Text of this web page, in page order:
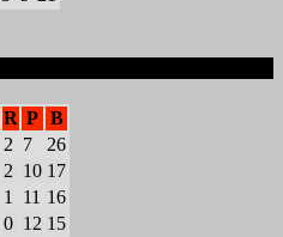
R P B
2 7
26
2 10 17
1 11 16
0 12 15